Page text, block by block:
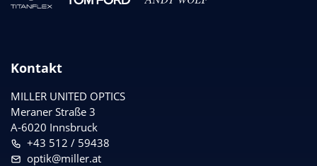
Kontakt
MILLER UNITED OPTICS
Meraner Straße 3
A-6020 Innsbruck
+43 512 / 59438
optik@miller.at